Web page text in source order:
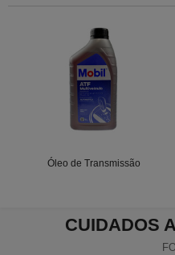
Óleo de Transmissão
CUIDADOS